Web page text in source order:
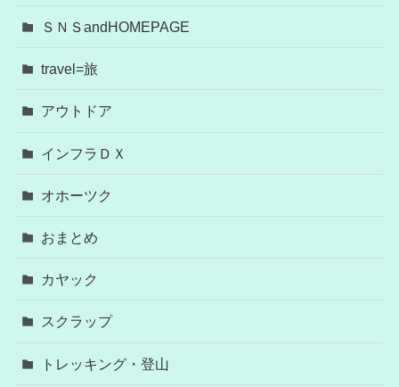
ＳＮＳandHOMEPAGE
travel=旅
アウトドア
インフラＤＸ
オホーツク
おまとめ
カヤック
スクラップ
トレッキング・登山